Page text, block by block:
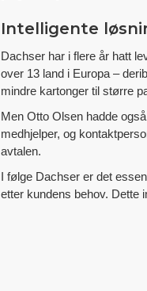
Intelligente
Dachser har i flere år hatt
over 13 land i Europa –
mindre kartonger til større
Men Otto Olsen hadde
medhjelper, og
avtalen.
I følge Dachser er det
etter kundens behov. Dette